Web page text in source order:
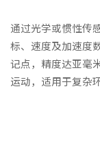
通过光学或惯性传
标、速度及加速度
记点，精度达亚毫
运动，适用于复杂环